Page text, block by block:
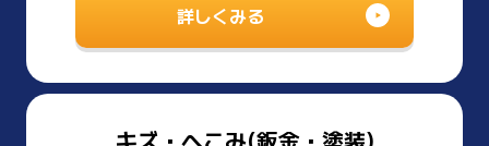
詳しくみる
キズ・へこみ(鈑金・塗装)